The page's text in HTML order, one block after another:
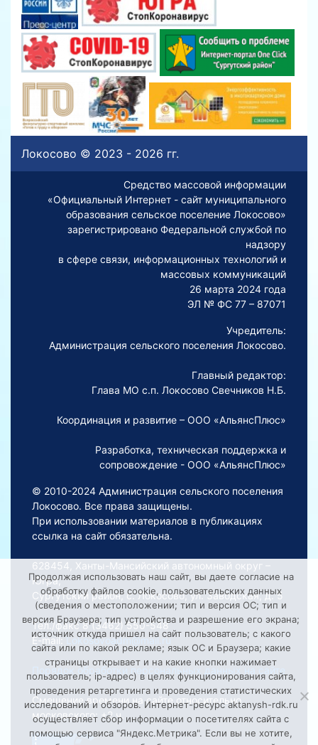
Локосово © 2023 - 2026 гг.
Средство массовой информации
«Официальный Интернет - сайт муниципального
образования сельское поселение Локосово»
зарегистрировано Федеральной службой по
надзору
в сфере связи, информационных технологий и
массовых коммуникаций
26 марта 2024 года
ЭЛ № ФС 77 – 87071
Учредитель:
Администрация сельского поселения Локосово.
Главный редактор:
Глава МО с.п. Локосово Свечников Н.Б.
Координация и развитие – ООО «АльянсПлюс»
Разработка, техническая поддержка и
сопровождение - ООО «АльянсПлюс»
© 2010-2024 Администрация сельского поселения
Локосово. Все права защищены.
При использовании материалов в публикациях
ссылка на сайт обязательна.
628454, Ханты-Мансийский автономный округ –
Югра,
Сургутский район, с. Локосово, ул. Заводская, д. 5
Тел./факс 8 (3462) 550-548
E-mail:Lokosovoadm@mail.ru
Порядок обработки персональных данных на сайте
Смещение времени на сайте относительно
московского: +2 ч.
Продолжая использовать наш сайт, вы даете согласие на
обработку файлов cookie, пользовательских данных
(сведения о местоположении; тип и версия ОС; тип и
версия Браузера; тип устройства и разрешение его экрана;
источник откуда пришел на сайт пользователь; с какого
сайта или по какой рекламе; язык ОС и Браузера; какие
страницы открывает и на какие кнопки нажимает
пользователь; ip-адрес) в целях функционирования сайта,
проведения ретаргетинга и проведения статистических
исследований и обзоров. Интернет-ресурс aktanysh-rdk.ru
осуществляет сбор информации о посетителях сайта с
помощью сервиса "Яндекс.Метрика". Если вы не хотите,